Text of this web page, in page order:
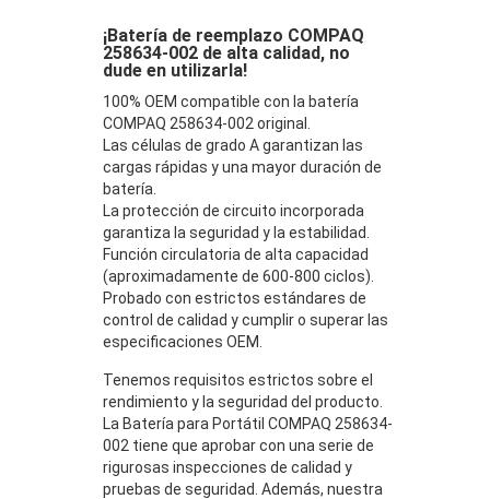
¡Batería de reemplazo COMPAQ
258634-002 de alta calidad, no
dude en utilizarla!
100% OEM compatible con la batería
COMPAQ 258634-002 original.
Las células de grado A garantizan las
cargas rápidas y una mayor duración de
batería.
La protección de circuito incorporada
garantiza la seguridad y la estabilidad.
Función circulatoria de alta capacidad
(aproximadamente de 600-800 ciclos).
Probado con estrictos estándares de
control de calidad y cumplir o superar las
especificaciones OEM.
Tenemos requisitos estrictos sobre el
rendimiento y la seguridad del producto.
La Batería para Portátil COMPAQ 258634-
002 tiene que aprobar con una serie de
rigurosas inspecciones de calidad y
pruebas de seguridad. Además, nuestra